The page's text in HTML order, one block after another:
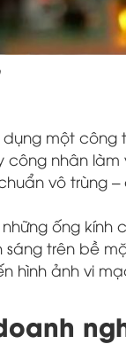
một công
công nhân làm
vô trùng
ống kính
trên bề
hình ảnh vi